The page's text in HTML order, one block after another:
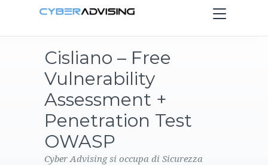
Toggle
navigation
PRODOTTI
CONTATTI
Cisliano – Free
Vulnerability
Assessment +
Penetration Test
OWASP
Cyber Advising si occupa di Sicurezza